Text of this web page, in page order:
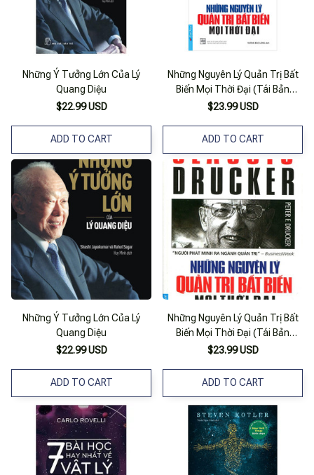
Những Ý Tưởng Lớn Của Lý
Quang Diệu
$22.99 USD
ADD TO CART
Những Nguyên Lý Quản Trị Bất
Biến Mọi Thời Đại (Tái Bản
2019)
$23.99 USD
ADD TO CART
Những Ý Tưởng Lớn Của Lý
Quang Diệu
$22.99 USD
ADD TO CART
Những Nguyên Lý Quản Trị Bất
Biến Mọi Thời Đại (Tái Bản
2015)
$23.99 USD
ADD TO CART